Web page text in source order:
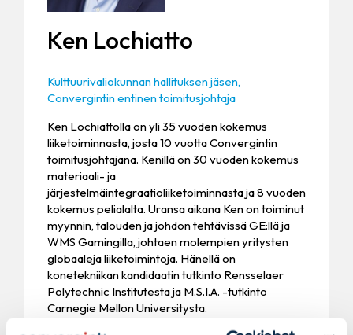
Ken Lochiatto
Kulttuurivaliokunnan hallituksen jäsen,
Convergintin entinen toimitusjohtaja
Ken Lochiattolla on yli 35 vuoden kokemus
liiketoiminnasta, josta 10 vuotta Convergintin
toimitusjohtajana. Kenillä on 30 vuoden kokemus
materiaali- ja
järjestelmäintegraatioliiketoiminnasta ja 8 vuoden
kokemus pelialalta. Uransa aikana Ken on toiminut
myynnin, talouden ja johdon tehtävissä GE:llä ja
WMS Gamingilla, johtaen molempien yritysten
globaaleja liiketoimintoja. Hänellä on
konetekniikan kandidaatin tutkinto Rensselaer
Polytechnic Institutesta ja M.S.I.A. -tutkinto
Carnegie Mellon Universitysta.